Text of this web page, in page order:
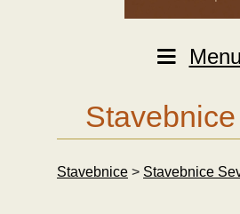
Menu
Stavebnice > Stavebnice